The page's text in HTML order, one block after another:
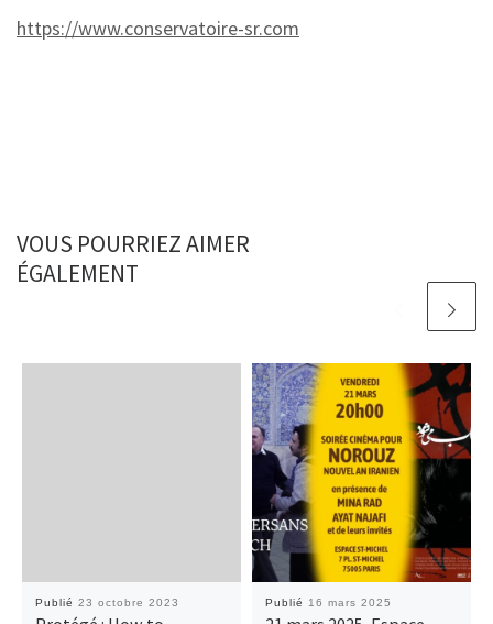
https://www.conservatoire-sr.com
VOUS POURRIEZ AIMER
ÉGALEMENT
Publié 23 octobre 2023 Publié 16 mars 2025